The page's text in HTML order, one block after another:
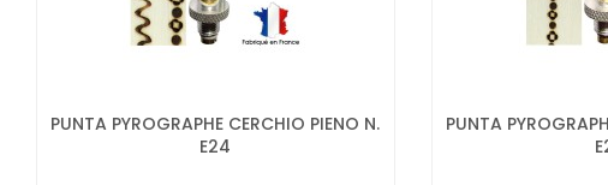
PUNTA PYROGRAPHE CERCHIO PIENO N.
E24
PUNTA